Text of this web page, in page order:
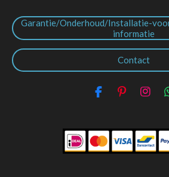
Garantie/Onderhoud/Installatie-
informatie
Contact
F
e
b
o
P
t
e
r
I
t
a
g